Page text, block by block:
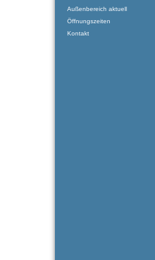
Außenbereich aktuell
Öffnungszeiten
Kontakt